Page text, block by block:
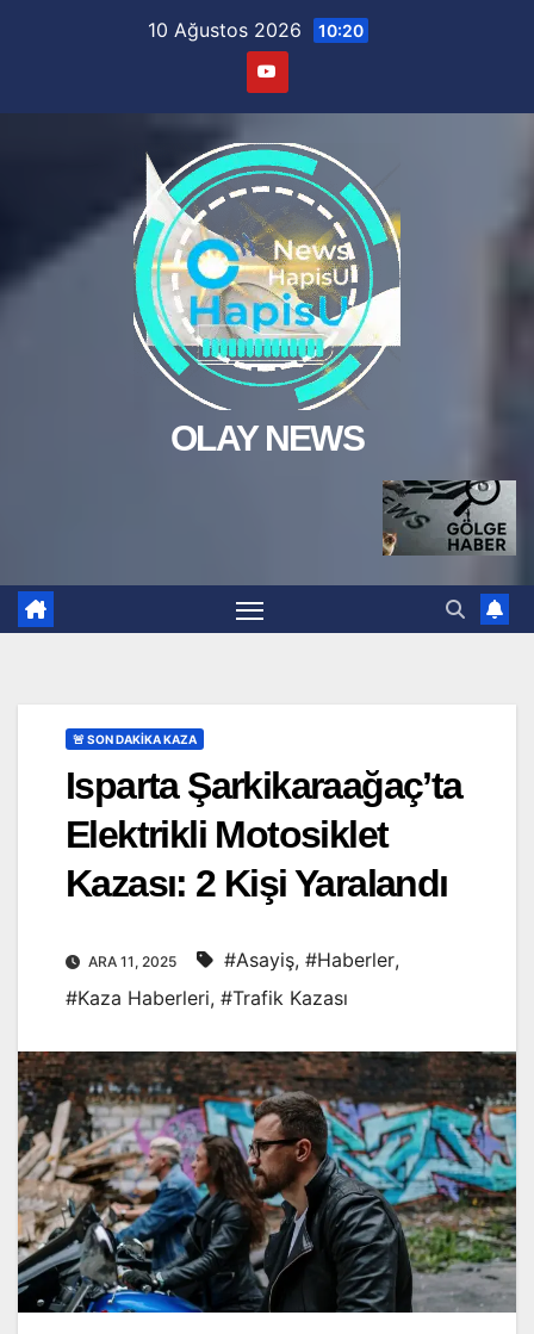
10 Ağustos 2026 10:20
OLAY NEWS
🚨 SON DAKİKA KAZA
Isparta Şarkikaraağaç’ta
Elektrikli Motosiklet
Kazası: 2 Kişi Yaralandı
ARA 11, 2025 #Asayiş, #Haberler,
#Kaza Haberleri, #Trafik Kazası